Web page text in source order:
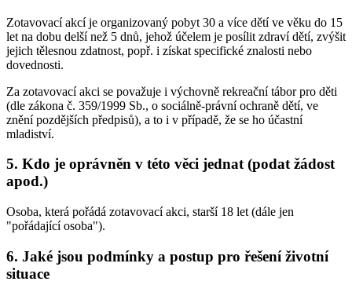
Zotavovací akcí je organizovaný pobyt 30 a více dětí ve věku do 15
let na dobu delší než 5 dnů, jehož účelem je posílit zdraví dětí, zvýšit
jejich tělesnou zdatnost, popř. i získat specifické znalosti nebo
dovednosti.
Za zotavovací akci se považuje i výchovně rekreační tábor pro děti
(dle zákona č. 359/1999 Sb., o sociálně-právní ochraně dětí, ve
znění pozdějších předpisů), a to i v případě, že se ho účastní
mladiství.
5. Kdo je oprávněn v této věci jednat (podat žádost
apod.)
Osoba, která pořádá zotavovací akci, starší 18 let (dále jen
"pořádající osoba").
6. Jaké jsou podmínky a postup pro řešení životní
situace